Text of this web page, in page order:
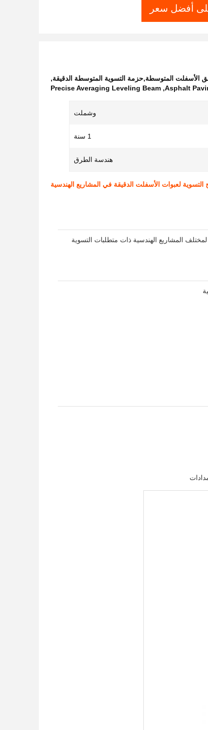
أفضل سعر
الأسفلت المتوسطة,حزمة التسوية المتوسطة الدقيقة,
Asphalt
,
Precise Averaging Leveling Beam
وشملت
1 سنة
هندسة الطرق
لعبوات الأسفلت الدقيقة في المشاريع الهندسية
المشاريع الهندسية ذات متطلبات التسوية